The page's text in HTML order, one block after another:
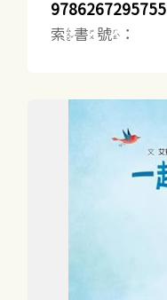
9786267295755
索書號：